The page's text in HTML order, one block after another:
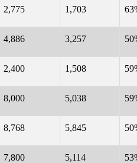
2,775 1,703
4,886 3,257
2,400 1,508
8,000 5,038
8,768 5,845
7,800 5,114